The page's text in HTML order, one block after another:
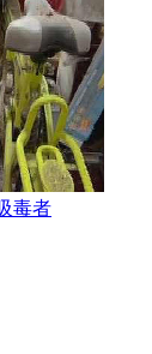
毒者